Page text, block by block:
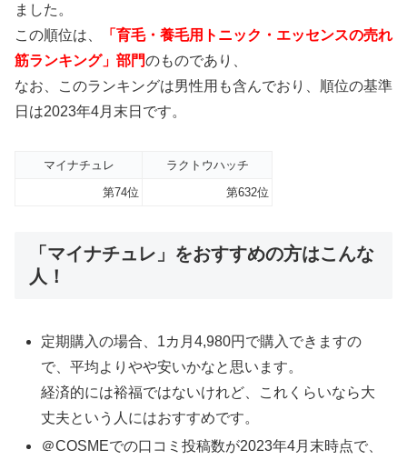
ました。
この順位は、
「育毛・養毛用トニック・エッセンスの売れ
筋ランキング」部門のものであり、
なお、このランキングは男性用も含んでおり、順位の基準
日は2023年4月末日です。
マイナチュレ
ラクトウハッチ
第74位
第632位
「マイナチュレ」をおすすめの方はこんな
人！
定期購入の場合、1カ月4,980円で購入できますの
で、平均よりやや安いかなと思います。
経済的には裕福ではないけれど、これくらいなら大
丈夫という人にはおすすめです。
＠COSMEでの口コミ投稿数が2023年4月末時点で、